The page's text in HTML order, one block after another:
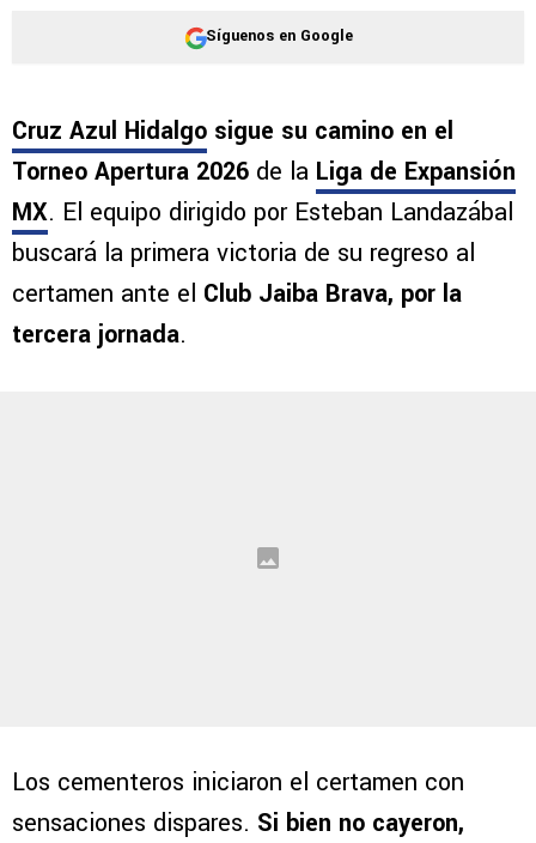
Síguenos en Google
Cruz Azul Hidalgo sigue su camino en el
Torneo Apertura 2026 de la Liga de Expansión
MX. El equipo dirigido por Esteban Landazábal
buscará la primera victoria de su regreso al
certamen ante el Club Jaiba Brava, por la
tercera jornada.
Los cementeros iniciaron el certamen con
sensaciones dispares. Si bien no cayeron,